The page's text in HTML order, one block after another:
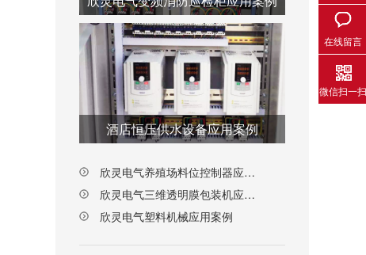
酒店恒压供水设备应用案例
欣灵电气养殖场料位控制器应用案例
欣灵电气三维透明膜包装机应用案例
欣灵电气塑料机械应用案例
在线留言
微信扫一扫